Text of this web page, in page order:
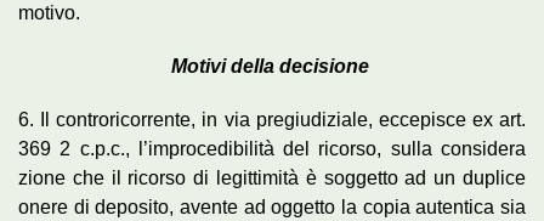
motivo.
Motivi della decisione
6. Il controricorrente, in via pregiudiziale, eccepisce ex art.
369 2 c.p.c., l’improcedibilità del ricorso, sulla considera
zione che il ricorso di legittimità è soggetto ad un duplice
onere di deposito, avente ad oggetto la copia autentica sia